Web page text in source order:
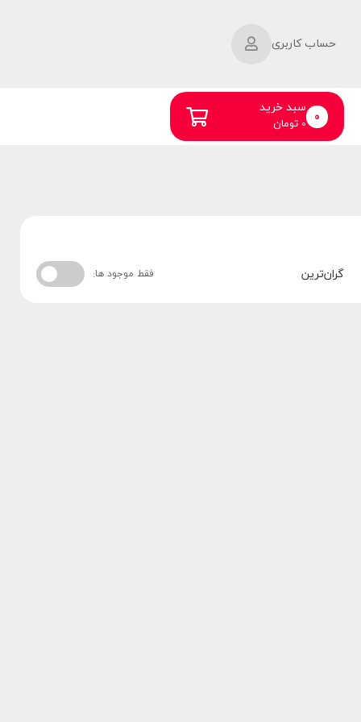
حساب کاربری
سبد خرید
تومان 0
0
گران‌ترین فقط موجود ها: